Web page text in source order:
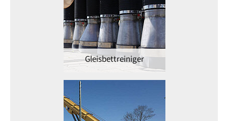
Gleisbettreiniger